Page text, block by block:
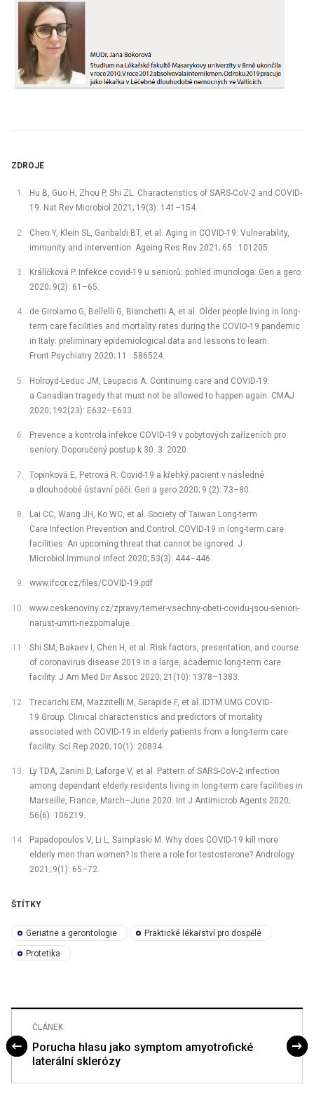
ZDROJE
Hu B, Guo H, Zhou P, Shi ZL. Characteristics of SARS-CoV-2 and COVID-
19. Nat Rev Microbiol 2021; 19(3): 141–154.
Chen Y, Klein SL, Garibaldi BT, et al. Aging in COVID-19: Vulnerability,
immunity and intervention. Ageing Res Rev 2021; 65 : 101205.
Králíčková P. Infekce covid-19 u seniorů: pohled imunologa. Geri a gero
2020; 9(2): 61–65.
de Girolamo G, Bellelli G, Bianchetti A, et al. Older people living in long-
term care facilities and mortality rates during the COVID-19 pandemic
in Italy: preliminary epidemiological data and lessons to learn.
Front Psychiatry 2020; 11 : 586524.
Holroyd-Leduc JM, Laupacis A. Continuing care and COVID-19:
a Canadian tragedy that must not be allowed to happen again. CMAJ
2020; 192(23): E632–E633.
Prevence a kontrola infekce COVID-19 v pobytových zařízeních pro
seniory. Doporučený postup k 30. 3. 2020.
Topinková E, Petrová R. Covid-19 a křehký pacient v následné
a dlouhodobé ústavní péči. Geri a gero 2020; 9 (2): 73–80.
Lai CC, Wang JH, Ko WC, et al. Society of Taiwan Long-term
Care Infection Prevention and Control. COVID-19 in long-term care
facilities: An upcoming threat that cannot be ignored. J
Microbiol Immunol Infect 2020; 53(3): 444–446.
www.ifcor.cz/files/COVID-19.pdf
www.ceskenoviny.cz/zpravy/temer-vsechny-obeti-covidu-jsou-seniori-
narust-umrti-nezpomaluje.
Shi SM, Bakaev I, Chen H, et al. Risk factors, presentation, and course
of coronavirus disease 2019 in a large, academic long-term care
facility. J Am Med Dir Assoc 2020; 21(10): 1378–1383.
Trecarichi EM, Mazzitelli M, Serapide F, et al. IDTM UMG COVID-
19 Group. Clinical characteristics and predictors of mortality
associated with COVID-19 in elderly patients from a long-term care
facility. Sci Rep 2020; 10(1): 20834.
Ly TDA, Zanini D, Laforge V, et al. Pattern of SARS-CoV-2 infection
among dependant elderly residents living in long-term care facilities in
Marseille, France, March–June 2020. Int J Antimicrob Agents 2020;
56(6): 106219.
Papadopoulos V, Li L, Samplaski M. Why does COVID-19 kill more
elderly men than women? Is there a role for testosterone? Andrology
2021; 9(1): 65–72.
ŠTÍTKY
Geriatrie a gerontologie Praktické lékařství pro dospělé
Protetika
ČLÁNEK
Porucha hlasu jako symptom amyotrofické
laterální sklerózy